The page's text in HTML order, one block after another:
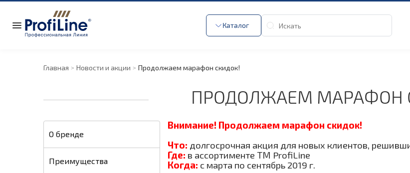
Каталог
Главная Новости и акции Продолжаем марафон скидок!
ПРОДОЛЖАЕМ МАРАФОН
О бренде
Преимущества
Внимание! Продолжаем марафон скидок!
Что: долгосрочная акция для новых клиентов,
Где: в ассортименте ТМ ProfiLine
Когда: c марта по сентябрь 2019 г.